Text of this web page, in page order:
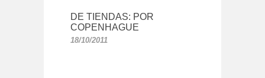
DE TIENDAS: POR
COPENHAGUE
18/10/2011